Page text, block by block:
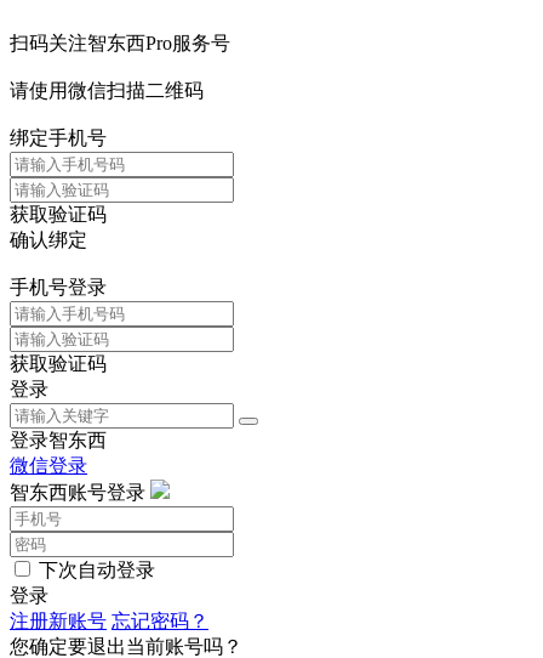
扫码关注智东西Pro服务号
请使用微信扫描二维码
绑定手机号
获取验证码
确认绑定
手机号登录
获取验证码
登录
登录智东西
微信登录
智东西账号登录
下次自动登录
登录
注册新账号 忘记密码？
您确定要退出当前账号吗？